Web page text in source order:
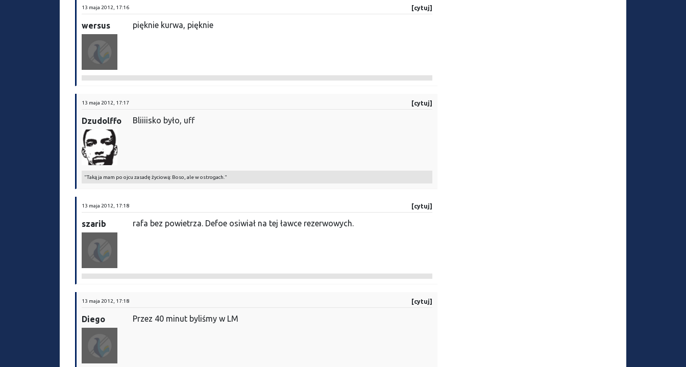
13 maja 2012, 17:16 [cytuj]
wersus pięknie kurwa, pięknie
13 maja 2012, 17:17 [cytuj]
Dzudolffo Bliiiisko było, uff
"Taką ja mam po ojcu zasadę życiową: Boso, ale w ostrogach."
13 maja 2012, 17:18 [cytuj]
szarib rafa bez powietrza. Defoe osiwiał na tej ławce rezerwowych.
13 maja 2012, 17:18 [cytuj]
Diego Przez 40 minut byliśmy w LM